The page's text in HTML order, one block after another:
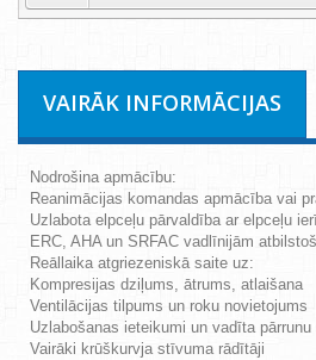
VAIRĀK INFORMĀCIJAS
Nodrošina apmācību:
Reanimācijas komandas apmācība vai
Uzlabota elpceļu pārvaldība ar elpceļu
ERC, AHA un SRFAC vadlīnijām
Reāllaika atgriezeniskā saite uz:
Kompresijas dziļums, ātrums, atlaišana
Ventilācijas tilpums un roku novietojums
Uzlabošanas ieteikumi un vadīta pārrunu
Vairāki krūškurvja stīvuma rādītāji